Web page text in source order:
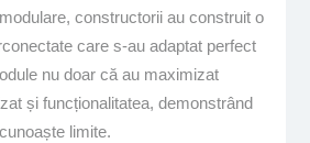
constructorii au construit o
care s-au adaptat perfect
nu doar că au maximizat
și funcționalitatea, demonstrând
limite.